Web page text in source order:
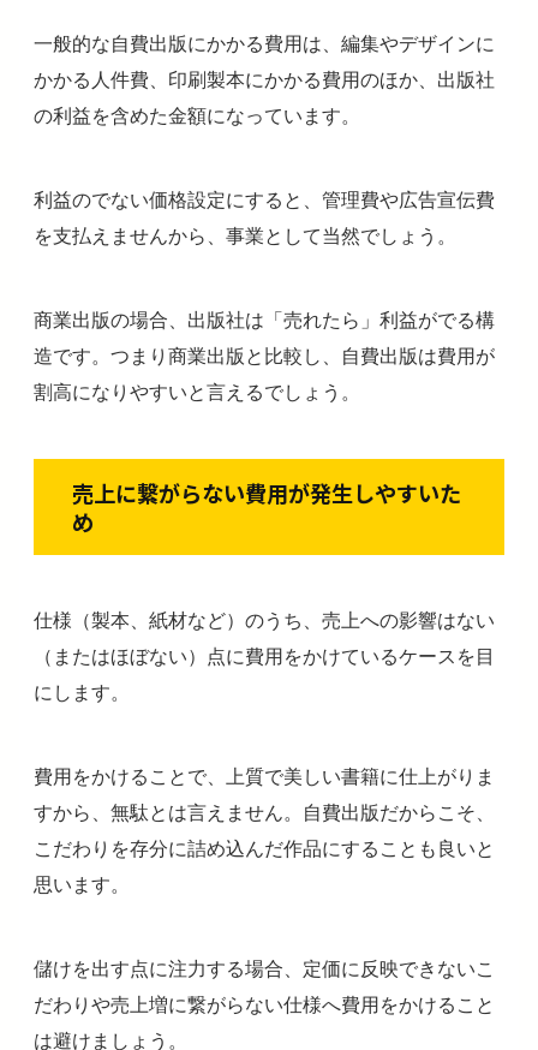
一般的な自費出版にかかる費用は、編集やデザインに
かかる人件費、印刷製本にかかる費用のほか、出版社
の利益を含めた金額になっています。
利益のでない価格設定にすると、管理費や広告宣伝費
を支払えませんから、事業として当然でしょう。
商業出版の場合、出版社は「売れたら」利益がでる構
造です。つまり商業出版と比較し、自費出版は費用が
割高になりやすいと言えるでしょう。
売上に繋がらない費用が発生しやすいた
め
仕様（製本、紙材など）のうち、売上への影響はない
（またはほぼない）点に費用をかけているケースを目
にします。
費用をかけることで、上質で美しい書籍に仕上がりま
すから、無駄とは言えません。自費出版だからこそ、
こだわりを存分に詰め込んだ作品にすることも良いと
思います。
儲けを出す点に注力する場合、定価に反映できないこ
だわりや売上増に繋がらない仕様へ費用をかけること
は避けましょう。